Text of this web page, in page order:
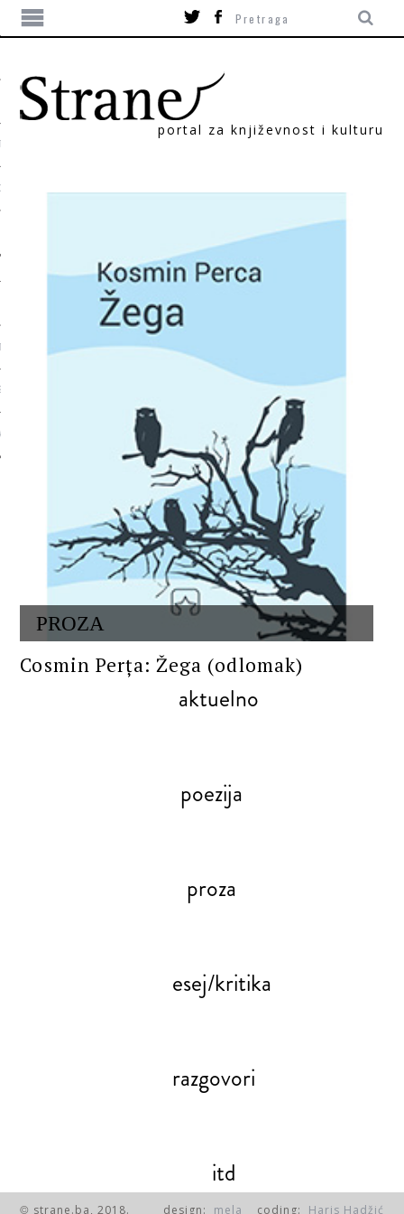
portal za književnost i kulturu
PROZA
Cosmin Perța: Žega (odlomak)
aktuelno
poezija
proza
esej/kritika
razgovori
itd
© strane.ba, 2018. design: mela coding: Haris Hadžić